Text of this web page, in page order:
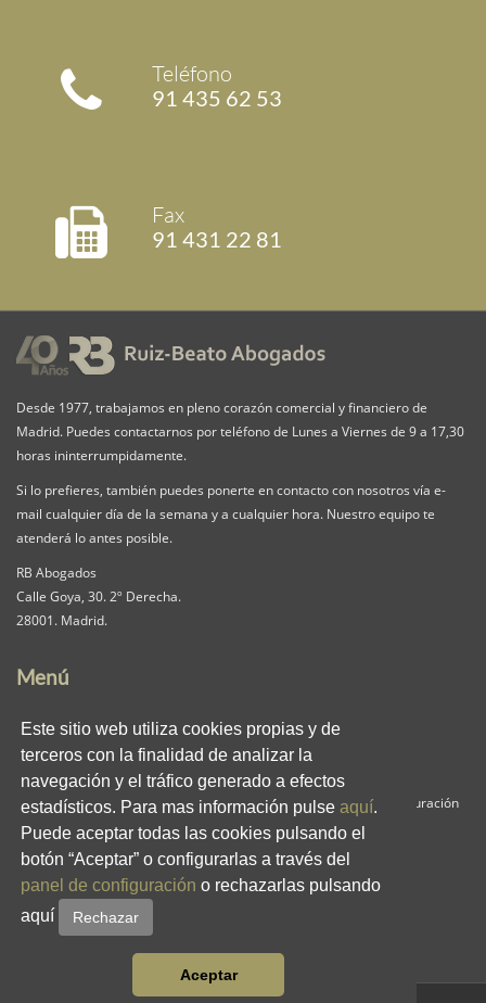
Este sitio web utiliza cookies propias y de
terceros con la finalidad de analizar la
navegación y el tráfico generado a efectos
estadísticos. Para mas información pulseaquí.
Puede aceptar todas las cookies pulsando el
botón “Aceptar” o configurarlas a través del
panel de configuración o rechazarlas pulsando
aquí
Rechazar
Aceptar
Teléfono
91 435 62 53
Fax
91 431 22 81
Desde 1977, trabajamos en pleno corazón comercial y financiero de
Madrid. Puedes contactarnos por teléfono de Lunes a Viernes de 9 a 17,30
horas ininterrumpidamente.
Si lo prefieres, también puedes ponerte en contacto con nosotros vía e-
mail cualquier día de la semana y a cualquier hora. Nuestro equipo te
atenderá lo antes posible.
RB Abogados
Calle Goya, 30. 2º Derecha.
28001. Madrid.
Menú
Nuestra Firma Servicios
Pack iguala
Contacta
Clientes
RB en los medios
Enlaces
Privacidad
Aviso Legal
Política de Cookies Panel de Configuración
Redes Sociales